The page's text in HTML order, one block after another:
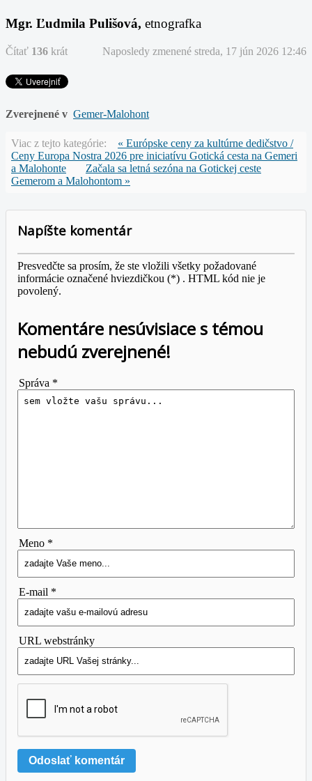
Mgr. Ľudmila Pulišová, etnografka
Čítať 136 krát Naposledy zmenené streda, 17 jún 2026 12:46
Zverejnené v Gemer-Malohont
Viac z tejto kategórie:
« Európske ceny za kultúrne dedičstvo /
Ceny Europa Nostra 2026 pre iniciatívu Gotická cesta na Gemeri
a Malohonte
Začala sa letná sezóna na Gotickej ceste
Gemerom a Malohontom »
Napíšte komentár
Presvedčte sa prosím, že ste vložili všetky požadované
informácie označené hviezdičkou (*) . HTML kód nie je
povolený.
Komentáre nesúvisiace s témou
nebudú zverejnené!
Správa *
Meno *
E-mail *
URL webstránky